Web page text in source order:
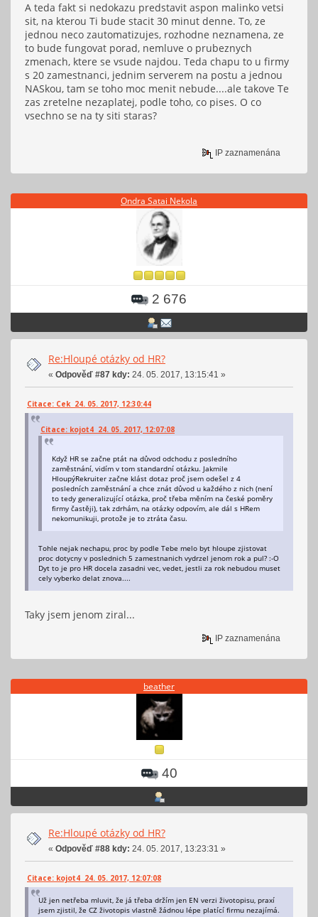
A teda fakt si nedokazu predstavit aspon malinko vetsi
sit, na kterou Ti bude stacit 30 minut denne. To, ze
jednou neco zautomatizujes, rozhodne neznamena, ze
to bude fungovat porad, nemluve o prubeznych
zmenach, ktere se vsude najdou. Teda chapu to u firmy
s 20 zamestnanci, jednim serverem na postu a jednou
NASkou, tam se toho moc menit nebude....ale takove Te
zas zretelne nezaplatej, podle toho, co pises. O co
vsechno se na ty siti staras?
IP zaznamenána
Ondra Satai Nekola
2 676
Re:Hloupé otázky od HR?
« Odpověď #87 kdy: 24. 05. 2017, 13:15:41 »
Citace: Cek 24. 05. 2017, 12:30:44
Citace: kojot4 24. 05. 2017, 12:07:08
Když HR se začne ptát na důvod odchodu z posledního
zaměstnání, vidím v tom standardní otázku. Jakmile
HloupýRekruiter začne klást dotaz proč jsem odešel z 4
posledních zaměstnání a chce znát důvod u každého z nich (není
to tedy generalizující otázka, proč třeba měním na české poměry
firmy častěji), tak zdrhám, na otázky odpovím, ale dál s HRem
nekomunikuji, protože je to ztráta času.
Tohle nejak nechapu, proc by podle Tebe melo byt hloupe zjistovat
proc dotycny v poslednich 5 zamestnanich vydrzel jenom rok a pul? :-O
Dyt to je pro HR docela zasadni vec, vedet, jestli za rok nebudou muset
cely vyberko delat znova....
Taky jsem jenom ziral...
IP zaznamenána
beather
40
Re:Hloupé otázky od HR?
« Odpověď #88 kdy: 24. 05. 2017, 13:23:31 »
Citace: kojot4 24. 05. 2017, 12:07:08
Už jen netřeba mluvit, že já třeba držím jen EN verzi životopisu, praxí
jsem zjistil, že CZ životopis vlastně žádnou lépe platící firmu nezajímá.